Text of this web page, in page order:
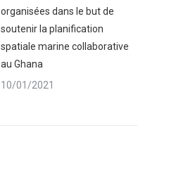
organisées dans le but de
soutenir la planification
spatiale marine collaborative
au Ghana
10/01/2021